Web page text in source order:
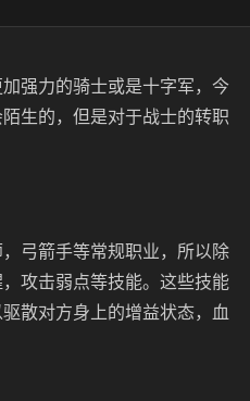
强力的骑士或是十字军，今
生的，但是对于战士的转职
弓箭手等常规职业，所以除
攻击弱点等技能。这些技能
散对方身上的增益状态，血